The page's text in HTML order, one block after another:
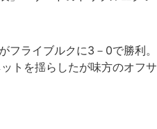
ライブルクに3－0で勝利。
トを揺らしたが味方のオフサ